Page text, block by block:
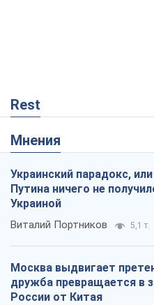
Rest
Мнения
Украинский парадокс,
Путина ничего не
Украиной
Виталий Портников 5,1 т.
Москва выдвигает
дружба превращается в
России от Китая